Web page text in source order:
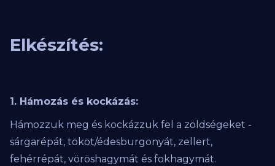
Elkészítés:
1. Hámozás és kockázás:
Hámozzuk meg és kockázzuk fel a zöldségeket -
sárgarépát, tököt/édesburgonyát, zellert,
fehérrépát, vöröshagymát és fokhagymát.